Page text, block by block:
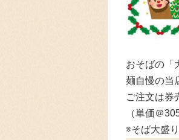
おそばの「
麺自慢の当
ご注文は券
（単価＠
※そば大盛